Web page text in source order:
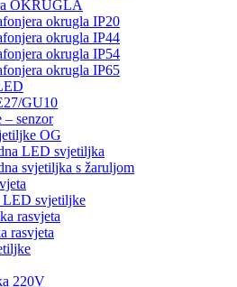
OKRUGLA
okrugla IP20
okrugla IP44
okrugla IP54
okrugla IP65
GU10
– senzor
OG
LED svjetiljka
svjetiljka s žaruljom
LED svjetiljke
rasvjeta
rasvjeta
220V